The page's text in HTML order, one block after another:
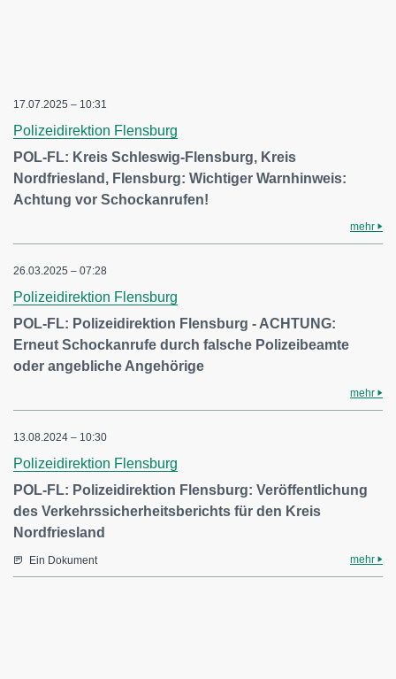
17.07.2025 – 10:31
Polizeidirektion Flensburg
POL-FL: Kreis Schleswig-Flensburg, Kreis
Nordfriesland, Flensburg: Wichtiger Warnhinweis:
Achtung vor Schockanrufen!
mehr
26.03.2025 – 07:28
Polizeidirektion Flensburg
POL-FL: Polizeidirektion Flensburg - ACHTUNG:
Erneut Schockanrufe durch falsche Polizeibeamte
oder angebliche Angehörige
mehr
13.08.2024 – 10:30
Polizeidirektion Flensburg
POL-FL: Polizeidirektion Flensburg: Veröffentlichung
des Verkehrssicherheitsberichts für den Kreis
Nordfriesland
Ein Dokument mehr